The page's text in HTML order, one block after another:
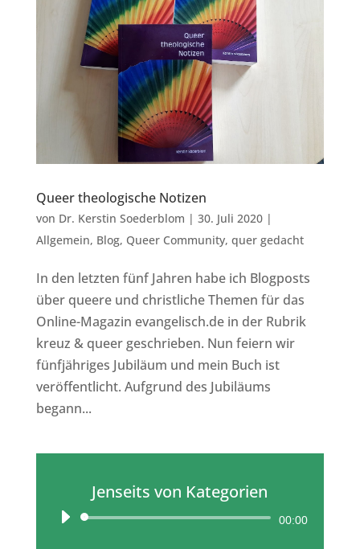
Queer theologische Notizen
von Dr. Kerstin Soederblom | 30. Juli 2020|
Allgemein, Blog, Queer Community, quer gedacht
In den letzten fünf Jahren habe ich Blogposts
über queere und christliche Themen für das
Online-Magazin evangelisch.de in der Rubrik
kreuz & queer geschrieben. Nun feiern wir
fünfjähriges Jubiläum und mein Buch ist
veröffentlicht. Aufgrund des Jubiläums
begann...
Jenseits von Kategorien
Audio-
00:00